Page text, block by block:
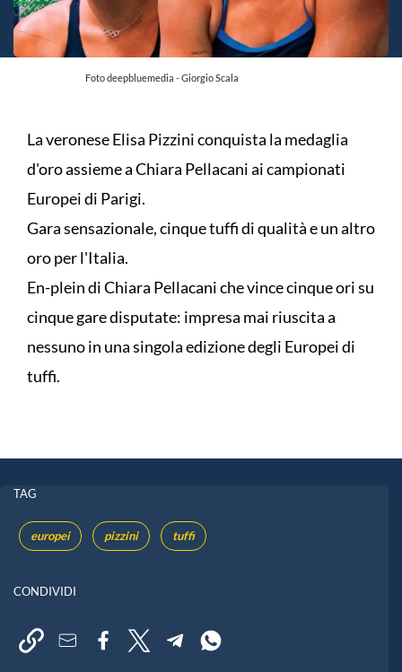
Foto deepbluemedia - Giorgio Scala
La veronese Elisa Pizzini conquista la medaglia
d'oro assieme a Chiara Pellacani ai campionati
Europei di Parigi.
Gara sensazionale, cinque tuffi di qualità e un altro
oro per l'Italia.
En-plein di Chiara Pellacani che vince cinque ori su
cinque gare disputate: impresa mai riuscita a
nessuno in una singola edizione degli Europei di
tuffi.
TAG
europei pizzini tuffi
CONDIVIDI